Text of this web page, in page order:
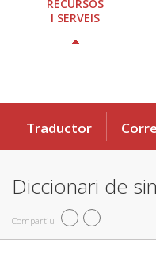
RECURSOS
I SERVEIS
Traductor
Diccionari de
Compartiu